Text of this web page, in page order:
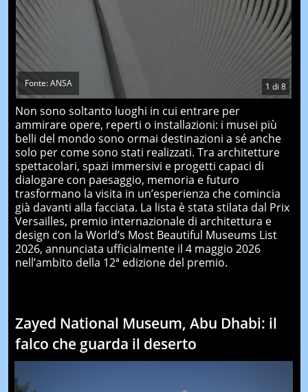
1 di 8
Fonte: ANSA
Non sono soltanto luoghi in cui entrare per
ammirare opere, reperti o installazioni: i musei più
belli del mondo sono ormai destinazioni a sé anche
solo per come sono stati realizzati. Tra architetture
spettacolari, spazi immersivi e progetti capaci di
dialogare con paesaggio, memoria e futuro
trasformano la visita in un’esperienza che comincia
già davanti alla facciata. La lista è stata stilata dal Prix
Versailles, premio internazionale di architettura e
design con la World’s Most Beautiful Museums List
2026, annunciata ufficialmente il 4 maggio 2026
nell’ambito della 12ª edizione del premio.
Zayed National Museum, Abu Dhabi: il
falco che guarda il deserto